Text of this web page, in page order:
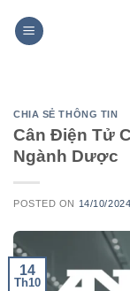
CHIA SẺ THÔNG TIN
Cân Điện Tử
Ngành Dược
POSTED ON 14/10/2024
14
Th10